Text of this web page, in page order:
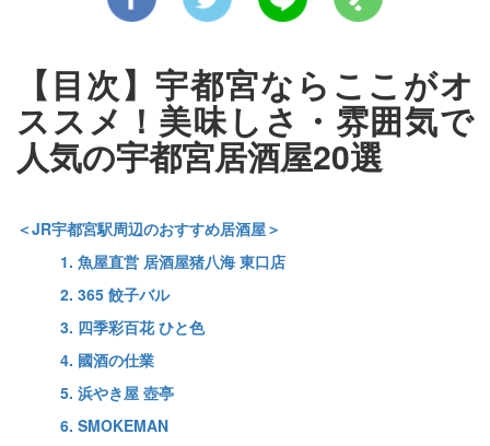
【目次】宇都宮ならここがオ
ススメ！美味しさ・雰囲気で
人気の宇都宮居酒屋20選
＜JR宇都宮駅周辺のおすすめ居酒屋＞
1. 魚屋直営 居酒屋猪八海 東口店
2. 365 餃子バル
3. 四季彩百花 ひと色
4. 國酒の仕業
5. 浜やき屋 壺亭
6. SMOKEMAN